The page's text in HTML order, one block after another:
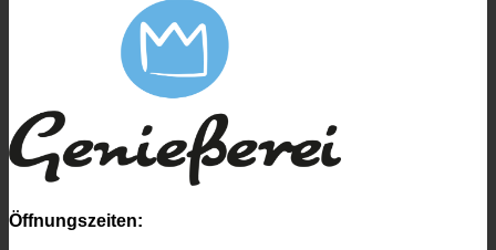
Öffnungszeiten: